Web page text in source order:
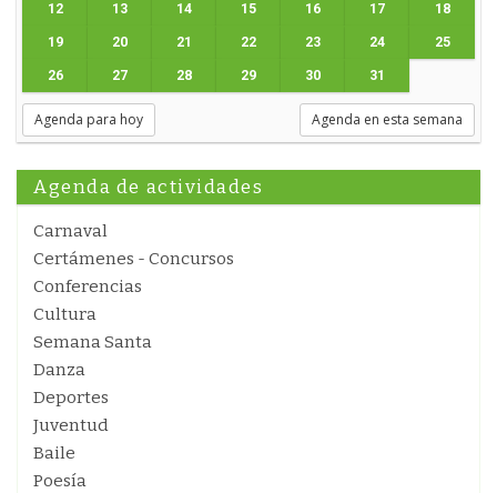
12 13 14 15 16 17 18
19 20 21 22 23 24 25
26 27 28 29 30 31
Agenda para hoy Agenda en esta semana
Agenda de actividades
Carnaval
Certámenes - Concursos
Conferencias
Cultura
Semana Santa
Danza
Deportes
Juventud
Baile
Poesía